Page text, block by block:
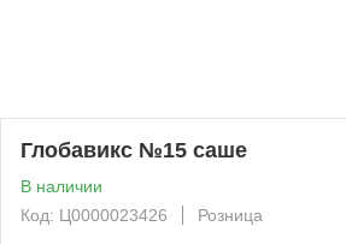
Глобавикс №15 саше
В наличии
Код: Ц0000023426
Розница